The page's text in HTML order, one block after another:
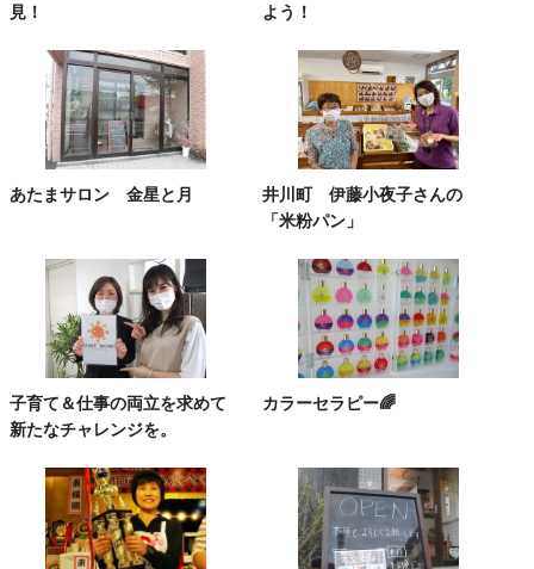
見！
よう！
あたまサロン 金星と月
井川町 伊藤小夜子さんの
「米粉パン」
子育て＆仕事の両立を求めて
新たなチャレンジを。
カラーセラピー🌈